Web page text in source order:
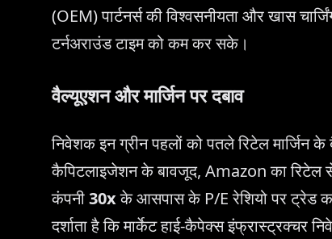
(OEM) पार्टनर्स की विश्वसनीयता और खास
टर्नअराउंड टाइम को कम कर सके।
वैल्यूएशन और मार्जिन पर दबाव
निवेशक इन ग्रीन पहलों को पतले रिटेल मार्जिन
कैपिटलाइजेशन के बावजूद, Amazon का रिटेल
कंपनी30xके आसपास के P/E रेशियो पर ट्रेड
दर्शाता है कि मार्केट हाई-कैपेक्स इंफ्रास्ट्रक्चर